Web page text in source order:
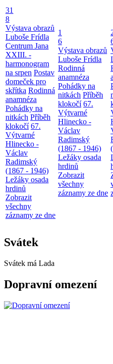
31
8
Výstava obrazů
Luboše Frídla
Centrum Jana
XXIII. -
harmonogram
na srpen Postav
domeček pro
skřítka Rodinná
anamnéza
Pohádky na
nitkách Příběh
klokočí 67.
Výtvarné
Hlinecko -
Václav
Radimský
(1867 - 1946)
Ležáky osada
hrdinů
Zobrazit
všechny
záznamy ze dne
1
6
Výstava obrazů
Luboše Frídla
Rodinná
anamnéza
Pohádky na
nitkách Příběh
klokočí 67.
Výtvarné
Hlinecko -
Václav
Radimský
(1867 - 1946)
Ležáky osada
hrdinů
Zobrazit
všechny
záznamy ze dne
Svátek
Svátek má Lada
Dopravní omezení